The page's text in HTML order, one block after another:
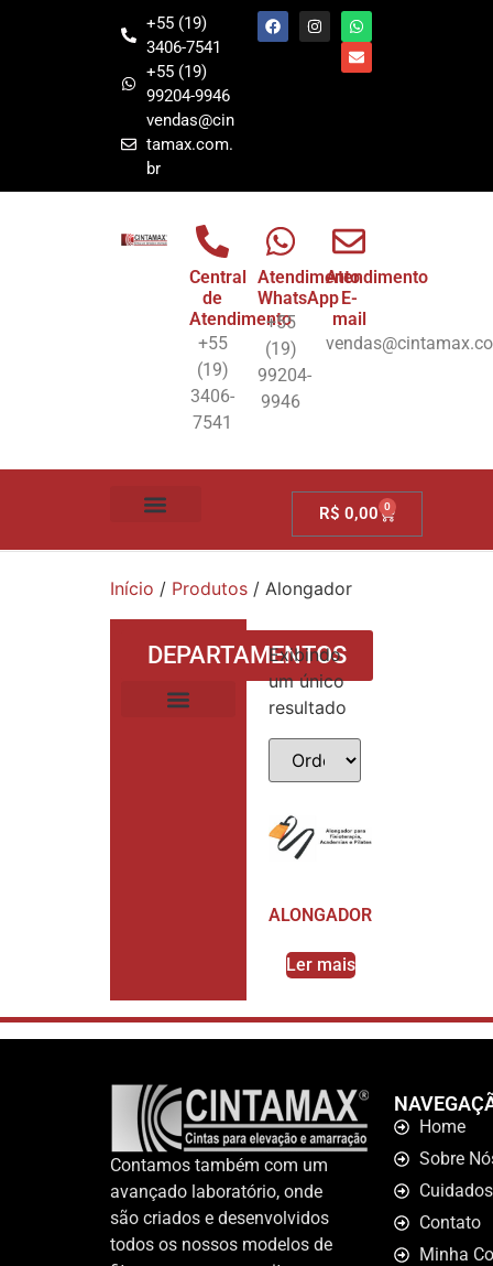
+55 (19)
3406-7541
+55 (19)
99204-9946
vendas@cin
tamax.com.
br
Central
de
Atendimento
+55
(19)
3406-
7541
Atendimento
WhatsApp
+55
(19)
99204-
9946
Atendimento
E-
mail
R$ 0,00 0
Início / Produtos / Alongador
DEPARTAMENTOS
Exibindo
um único
resultado
ALONGADOR
Ler mais
Contamos também com um
avançado laboratório, onde
são criados e desenvolvidos
todos os nossos modelos de
Home
Sobre
Cuidados
Contato
Minha